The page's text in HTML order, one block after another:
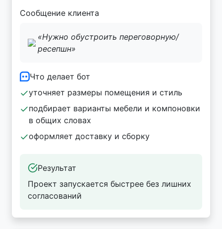
Сообщение клиента
«Нужно обустроить переговорную/
ресепшн»
Что делает бот
уточняет размеры помещения и стиль
подбирает варианты мебели и компоновки
в общих словах
оформляет доставку и сборку
Результат
Проект запускается быстрее без лишних
согласований